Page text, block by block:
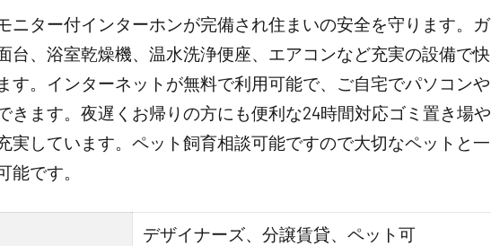
ニター付インターホンが完備され住まいの安全を守ります。ガ
台、浴室乾燥機、温水洗浄便座、エアコンなど充実の設備で快
す。インターネットが無料で利用可能で、ご自宅でパソコンや
きます。夜遅くお帰りの方にも便利な24時間対応ゴミ置き場や
実しています。ペット飼育相談可能ですので大切なペットと一
です。
デザイナーズ、分譲賃貸、ペット可